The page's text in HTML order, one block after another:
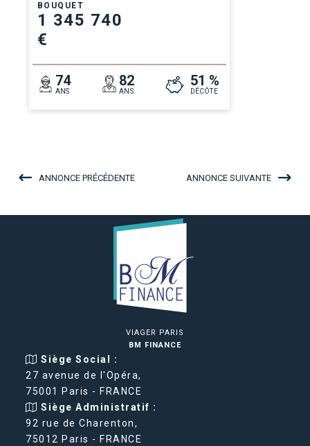
BOUQUET
1 345 740
€
74
ANS
82
ANS
51 %
DÉCÔTE
ANNONCE PRÉCÉDENTE ANNONCE SUIVANTE
VIAGER PARIS
BM FINANCE
Siège Social :
27 avenue de l'Opéra,
75001 Paris - FRANCE
Siège Administratif :
92 rue de Charenton,
75012 Paris - FRANCE